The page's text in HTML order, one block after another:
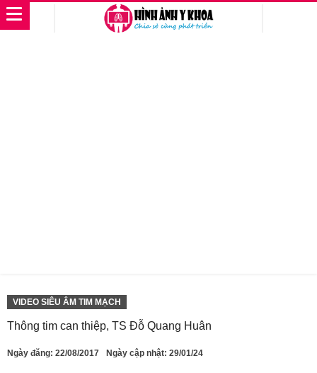
VIDEO SIÊU ÂM TIM MẠCH
Thông tim can thiệp, TS Đỗ Quang Huân
Ngày đăng: 22/08/2017 Ngày cập nhật: 29/01/24